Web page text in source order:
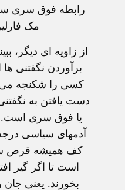
رابطه فوق سری
مک
از زاويه ای ديگر،
برآوردن نگفتنی ها
کسی را شکنجه می
دست يافتن به
يا فوق سری است.
آدمهای سياسی درجه
کف هميشه قرص
است تا اگر گير
بخورند. يعنی جان